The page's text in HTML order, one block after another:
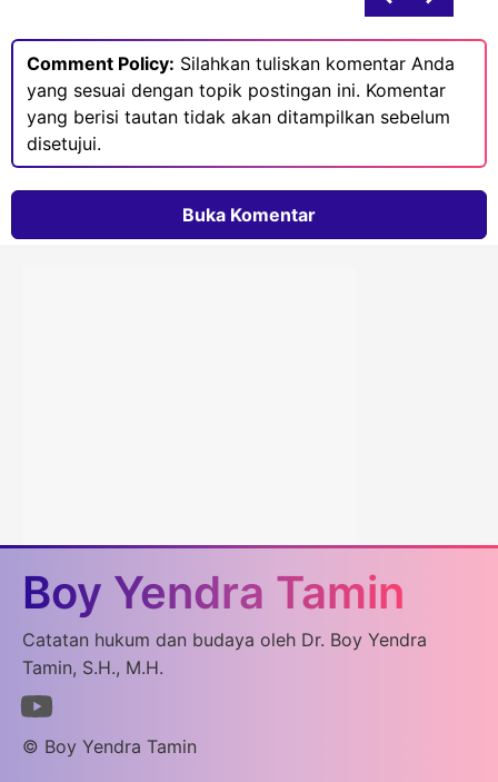
Comment Policy: Silahkan tuliskan komentar Anda
yang sesuai dengan topik postingan ini. Komentar
yang berisi tautan tidak akan ditampilkan sebelum
disetujui.
Buka Komentar
Boy Yendra Tamin
Catatan hukum dan budaya oleh Dr. Boy Yendra
Tamin, S.H., M.H.
© Boy Yendra Tamin